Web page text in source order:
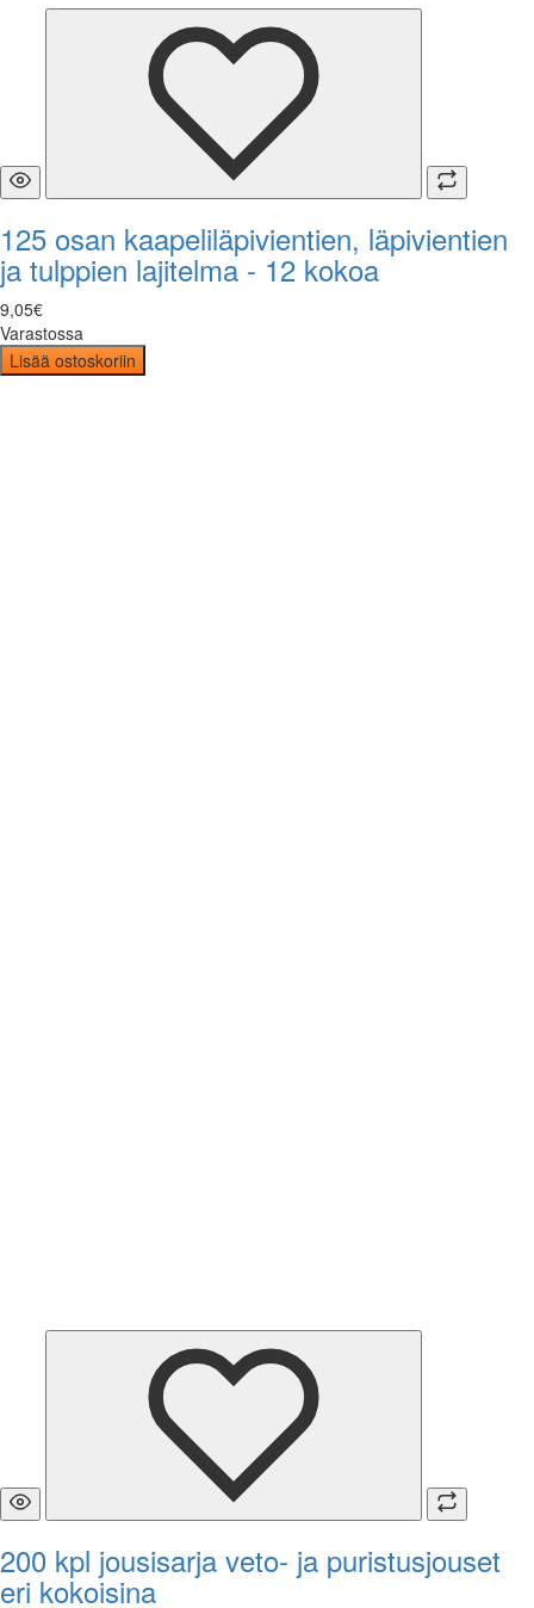
125 osan kaapeliläpivientien, läpivientien
ja tulppien lajitelma - 12 kokoa
9,05€
Varastossa
Lisää ostoskoriin
200 kpl jousisarja veto- ja puristusjouset
eri kokoisina